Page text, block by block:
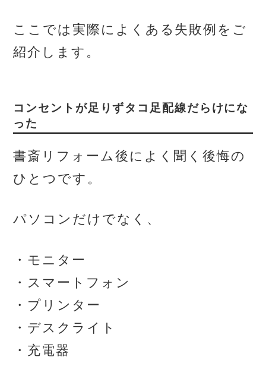
ここでは実際によくある失敗例をご
紹介します。
コンセントが足りずタコ足配線だらけにな
った
書斎リフォーム後によく聞く後悔の
ひとつです。
パソコンだけでなく、
・モニター
・スマートフォン
・プリンター
・デスクライト
・充電器